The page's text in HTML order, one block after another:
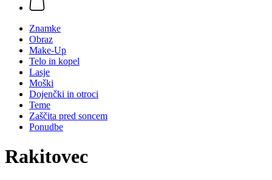
Znamke
Obraz
Make-Up
Telo in kopel
Lasje
Moški
Dojenčki in otroci
Teme
Zaščita pred soncem
Ponudbe
Rakitovec